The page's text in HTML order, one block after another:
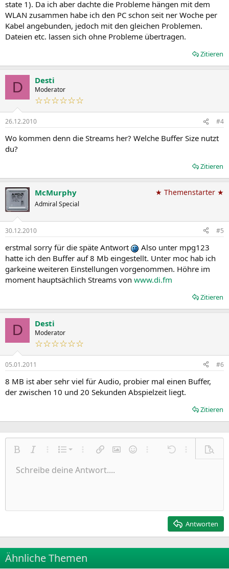
state 1). Da ich aber dachte die Probleme hängen mit dem
WLAN zusammen habe ich den PC schon seit ner Woche per
Kabel angebunden, jedoch mit den gleichen Problemen.
Dateien etc. lassen sich ohne Probleme übertragen.
Zitieren
D Desti
Moderator
☆☆☆☆☆☆
26.12.2010 #4
Wo kommen denn die Streams her? Welche Buffer Size nutzt
du?
Zitieren
McMurphy
Admiral Special
★ Themenstarter ★
30.12.2010 #5
erstmal sorry für die späte Antwort
Also unter mpg123
hatte ich den Buffer auf 8 Mb eingestellt. Unter moc hab ich
garkeine weiteren Einstellungen vorgenommen. Höhre im
moment hauptsächlich Streams von www.di.fm
Zitieren
D Desti
Moderator
☆☆☆☆☆☆
05.01.2011 #6
8 MB ist aber sehr viel für Audio, probier mal einen Buffer,
der zwischen 10 und 20 Sekunden Abspielzeit liegt.
Zitieren
Fett KursivWeitere Einstellungen…
Liste
Nummerierte Liste
Ungeordnete Liste
Weitere Einstellungen…
Link einfügen
Bild einfügen
SmileysWeitere Einstellungen…
Rückgängig
Weitere
Schriftgröße
9
22
26
TextfarbeSchriftfamilie
Arial
Times New Roman
Trebuchet MS
Durchgestrichen
Unterstrichen
Inline-Code
AusrichtungLinksbündig
Paragraph format
Normal
Heading 2
ZitatMedienTabelle einfügen
Insert horizontal line
SpoilerCode
Wiederholen
BBCode umschalten
Formatierung entfernen
EntwürfeEntwurf speichern
Schreibe deine Antwort....
Antworten
Ähnliche Themen